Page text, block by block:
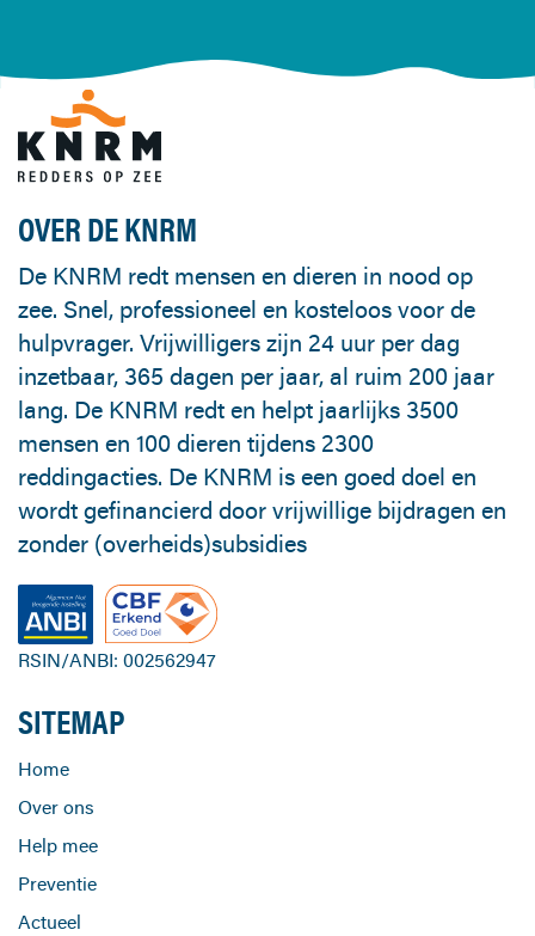
OVER DE KNRM
De KNRM redt mensen en dieren in nood op
zee. Snel, professioneel en kosteloos voor de
hulpvrager. Vrijwilligers zijn 24 uur per dag
inzetbaar, 365 dagen per jaar, al ruim 200 jaar
lang. De KNRM redt en helpt jaarlijks 3500
mensen en 100 dieren tijdens 2300
reddingacties. De KNRM is een goed doel en
wordt gefinancierd door vrijwillige bijdragen en
zonder (overheids)subsidies
RSIN/ANBI: 002562947
SITEMAP
Home
Over ons
Help mee
Preventie
Actueel